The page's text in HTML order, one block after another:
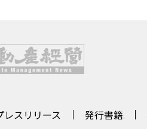
レスリリース 発行書籍